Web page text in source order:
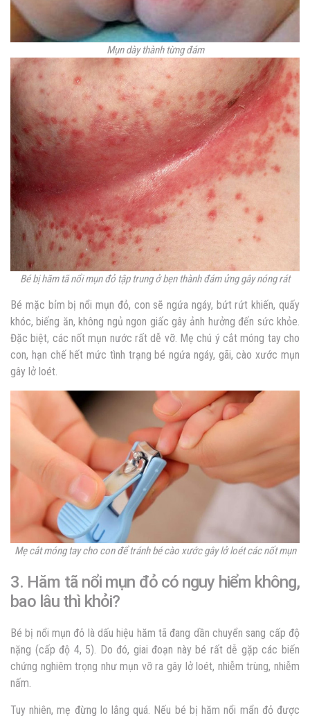
Mụn dày thành từng đám
Bé bị hăm tã nổi mụn đỏ tập trung ở bẹn thành đám ửng gây nóng rát
Bé mặc bỉm bị nổi mụn đỏ, con sẽ ngứa ngáy, bứt rứt khiến, quấy
khóc, biếng ăn, không ngủ ngon giấc gây ảnh hưởng đến sức khỏe.
Đặc biệt, các nốt mụn nước rất dễ vỡ. Mẹ chú ý cắt móng tay cho
con, hạn chế hết mức tình trạng bé ngứa ngáy, gãi, cào xước mụn
gây lở loét.
Mẹ cắt móng tay cho con để tránh bé cào xước gây lở loét các nốt mụn
3. Hăm tã nổi mụn đỏ có nguy hiểm không,
bao lâu thì khỏi?
Bé bị nổi mụn đỏ là dấu hiệu hăm tã đang dần chuyển sang cấp độ
nặng (cấp độ 4, 5). Do đó, giai đoạn này bé rất dễ gặp các biến
chứng nghiêm trọng như mụn vỡ ra gây lở loét, nhiễm trùng, nhiễm
nấm.
Tuy nhiên, mẹ đừng lo lắng quá. Nếu bé bị hăm nổi mẩn đỏ được